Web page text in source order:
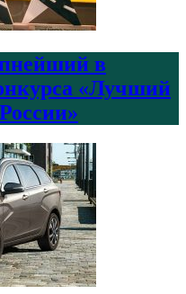
в
«Лучший